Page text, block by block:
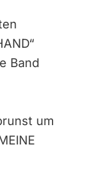
Band
um